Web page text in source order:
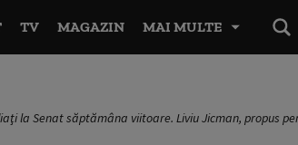
TV MAGAZIN MAI MULTE
la Senat săptămâna viitoare. Liviu Jicman, propus